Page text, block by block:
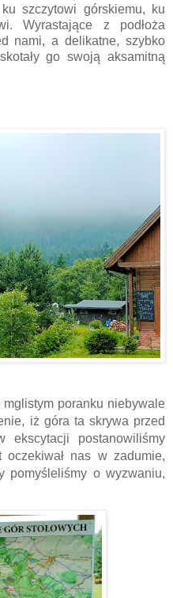
szczytowi górskiemu, ku
Wyrastające z podłoża
nami, a delikatne, szybko
go swoją aksamitną
poranku niebywale
iż góra ta skrywa przed
ekscytacji postanowiliśmy
oczekiwał nas w zadumie,
pomyśleliśmy o wyzwaniu,